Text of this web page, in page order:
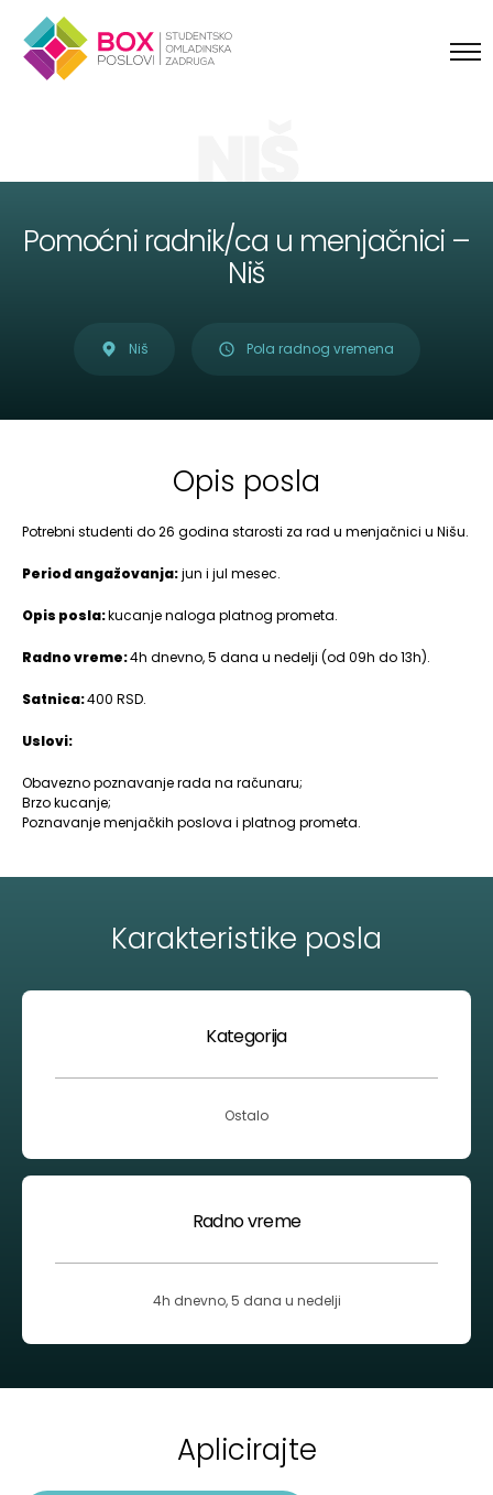
NIŠ
Pomoćni radnik/ca u menjačnici –
Niš
Niš Pola radnog vremena
Opis posla
Potrebni studenti do 26 godina starosti za rad u menjačnici u Nišu.
Period angažovanja:jun i jul mesec.
Opis posla:kucanje naloga platnog prometa.
Radno vreme:4h dnevno, 5 dana u nedelji (od 09h do 13h).
Satnica:400 RSD.
Uslovi:
Obavezno poznavanje rada na računaru;
Brzo kucanje;
Poznavanje menjačkih poslova i platnog prometa.
Karakteristike posla
Kategorija
Ostalo
Radno vreme
4h dnevno, 5 dana u nedelji
Aplicirajte